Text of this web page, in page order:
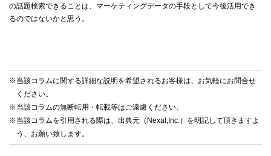
の話題検索できることは、マーケティングデータの手段として今後活用でき
るのではないかと思う。
※当該コラムに関する詳細な説明を希望されるお客様は、お気軽にお問合せ
ください。
※当該コラムの無断転用・転載等はご遠慮ください。
※当該コラムを引用される際は、出典元（Nexal,Inc.）を明記して頂きますよ
う、お願い致します。